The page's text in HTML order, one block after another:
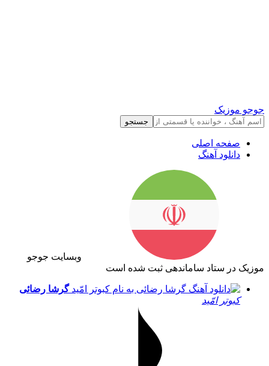
جوجو موزیک
جستجو
صفحه اصلی
دانلود آهنگ
وبسایت جوجو
موزیک در ستاد ساماندهی ثبت شده است
گرشا رضائی
کبوتر امّید